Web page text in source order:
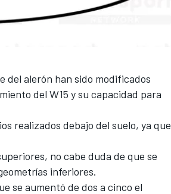
del alerón han sido modificados
del W15 y su capacidad para
realizados debajo del suelo, ya que
no cabe duda de que se
inferiores.
se aumentó de dos a cinco el